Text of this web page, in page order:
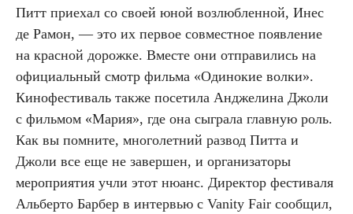
Питт приехал со своей юной возлюбленной, Инес
де Рамон, — это их первое совместное появление
на красной дорожке. Вместе они отправились на
официальный смотр фильма «Одинокие волки».
Кинофестиваль также посетила Анджелина Джоли
с фильмом «Мария», где она сыграла главную роль.
Как вы помните, многолетний развод Питта и
Джоли все еще не завершен, и организаторы
мероприятия учли этот нюанс. Директор фестиваля
Альберто Барбер в интервью с Vanity Fair сообщил,